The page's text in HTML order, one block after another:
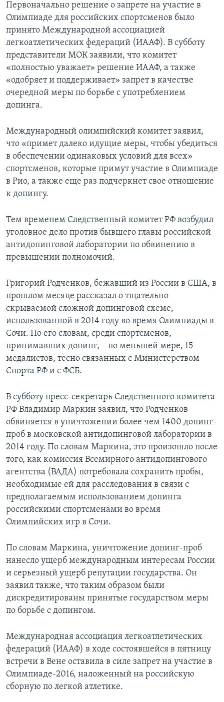
Первоначально решение о запрете на участие в
Олимпиаде для российских спортсменов было
принято Международной ассоциацией
легкоатлетических федераций (ИААФ). В субботу
представители МОК заявили, что комитет
«полностью уважает» решение ИААФ, а также
«одобряет и поддерживает» запрет в качестве
очередной меры по борьбе с употреблением
допинга.
Международный олимпийский комитет заявил,
что «примет далеко идущие меры, чтобы убедиться
в обеспечении одинаковых условий для всех»
спортсменов, которые примут участие в Олимпиаде
в Рио, а также еще раз подчеркнет свое отношение
к допингу.
Тем временем Следственный комитет РФ возбудил
уголовное дело против бывшего главы российской
антидопинговой лаборатории по обвинению в
превышении полномочий.
Григорий Родченков, бежавший из России в США, в
прошлом месяце рассказал о тщательно
скрываемой сложной допинговой схеме,
использованной в 2014 году во время Олимпиады в
Сочи. По его словам, среди спортсменов,
принимавших допинг, – по меньшей мере, 15
медалистов, тесно связанных с Министерством
Спорта РФ и с ФСБ.
В субботу пресс-секретарь Следственного комитета
РФ Владимир Маркин заявил, что Родченков
обвиняется в уничтожении более чем 1400 допинг-
проб в московской антидопинговой лаборатории в
2014 году. По словам Маркинa, это произошло после
того, как комиссия Всемирного антидопингового
агентства (ВАДА) потребовала сохранить пробы,
необходимые ей для расследования в связи с
предполагаемым использованием допинга
российскими спортсменами во время
Олимпийских игр в Сочи.
По словам Маркина, уничтожение допинг-проб
нанесло ущерб международным интересам России
и серьезный ущерб репутации государства. Он
заявил также, что таким образом были
дискредитированы принятые государством меры
по борьбе с допингом.
Международная ассоциация легкоатлетических
федераций (ИААФ) в ходе состоявшейся в пятницу
встречи в Вене оставила в силе запрет на участие в
Олимпиаде-2016, наложенный на российскую
сборную по легкой атлетике.